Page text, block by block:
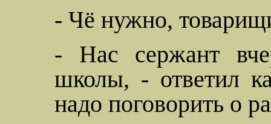
- Чё нужно,
- Нас сержант
школы, - ответил
надо поговорить о